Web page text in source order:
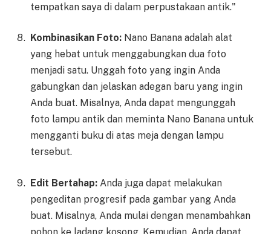
tempatkan saya di dalam perpustakaan antik."
Kombinasikan Foto: Nano Banana adalah alat
yang hebat untuk menggabungkan dua foto
menjadi satu. Unggah foto yang ingin Anda
gabungkan dan jelaskan adegan baru yang ingin
Anda buat. Misalnya, Anda dapat mengunggah
foto lampu antik dan meminta Nano Banana untuk
mengganti buku di atas meja dengan lampu
tersebut.
Edit Bertahap: Anda juga dapat melakukan
pengeditan progresif pada gambar yang Anda
buat. Misalnya, Anda mulai dengan menambahkan